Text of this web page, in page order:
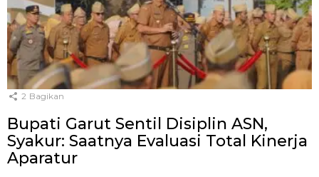
2 Bagikan
Bupati Garut Sentil Disiplin ASN,
Syakur: Saatnya Evaluasi Total Kinerja
Aparatur